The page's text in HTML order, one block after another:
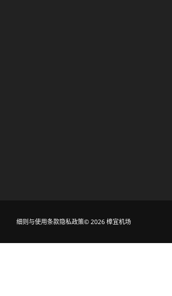
细则与使用条款隐私政策© 2026 樟宜机场